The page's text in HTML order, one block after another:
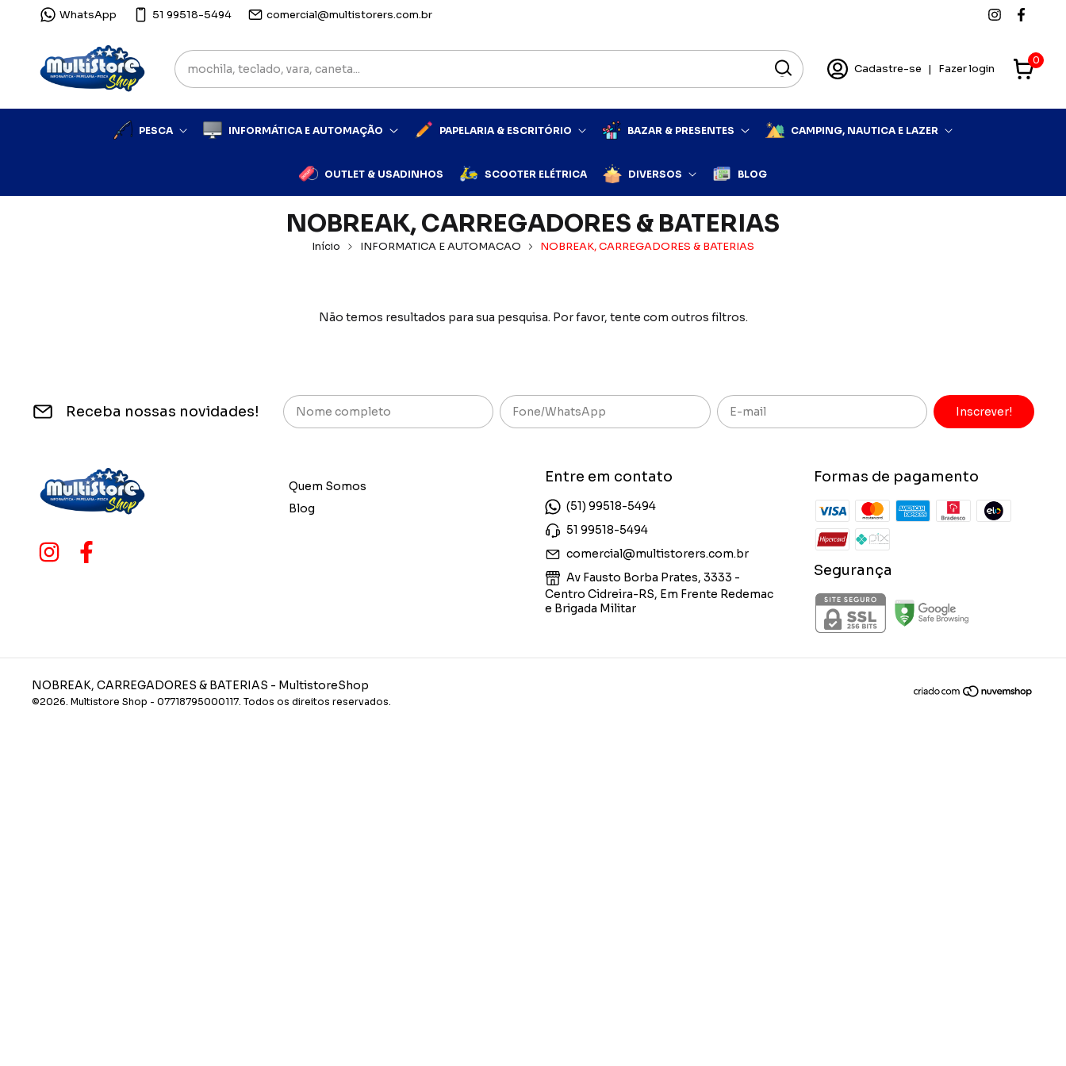
WhatsApp 51 99518-5494 comercial@multistorers.com.br
Cadastre-se | Fazer login
0
PESCA INFORMÁTICA E AUTOMAÇÃO PAPELARIA & ESCRITÓRIO BAZAR & PRESENTES CAMPING, NAUTICA E LAZER
OUTLET & USADINHOS SCOOTER ELÉTRICA DIVERSOS BLOG
NOBREAK, CARREGADORES & BATERIAS
Início INFORMATICA E AUTOMACAO NOBREAK, CARREGADORES & BATERIAS
Não temos resultados para sua pesquisa. Por favor, tente com outros filtros.
Receba nossas novidades!
Quem Somos
Blog
Entre em contato
(51) 99518-5494
51 99518-5494
comercial@multistorers.com.br
Av Fausto Borba Prates, 3333 -
Centro Cidreira-RS, Em Frente Redemac
e Brigada Militar
Formas de pagamento
Segurança
NOBREAK, CARREGADORES & BATERIAS - MultistoreShop
©2026. Multistore Shop - 07718795000117. Todos os direitos reservados.